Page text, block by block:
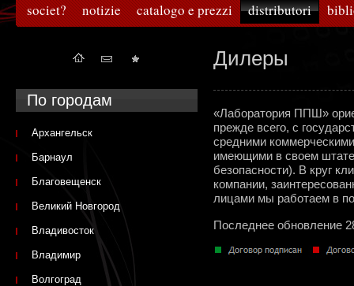
societ? notizie catalogo e prezzi distributori
Дилеры
«Лаборатория ППШ»
прежде всего, с
средними
имеющими в своем
безопасности). В круг
компании,
лицами мы работаем в
Последнее обновление
По городам
Архангельск
Барнаул
Благовещенск
Великий Новгород
Владивосток
Владимир
Волгоград